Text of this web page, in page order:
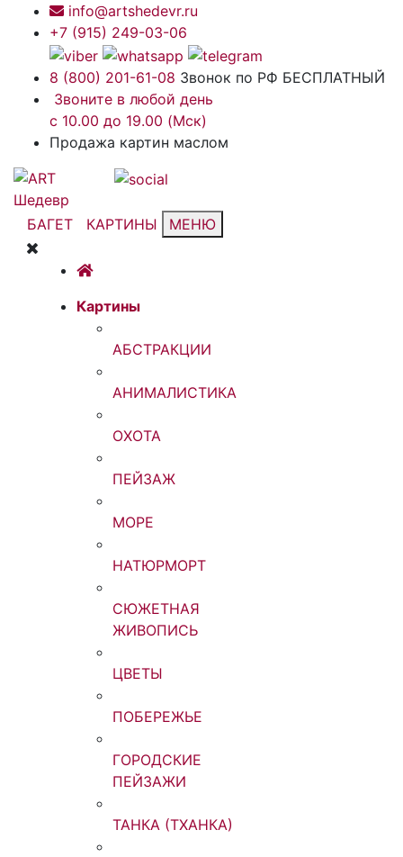
info@artshedevr.ru
+7 (915) 249-03-06
8 (800) 201-61-08 Звонок по РФ БЕСПЛАТНЫЙ
Звоните в любой день
с 10.00 до 19.00 (Мск)
Продажа картин маслом
БАГЕТ КАРТИНЫ МЕНЮ
Картины
АБСТРАКЦИИ
АНИМАЛИСТИКА
ОХОТА
ПЕЙЗАЖ
МОРЕ
НАТЮРМОРТ
СЮЖЕТНАЯ
ЖИВОПИСЬ
ЦВЕТЫ
ПОБЕРЕЖЬЕ
ГОРОДСКИЕ
ПЕЙЗАЖИ
ТАНКА (ТХАНКА)